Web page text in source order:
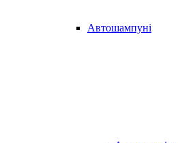
Автошампуні